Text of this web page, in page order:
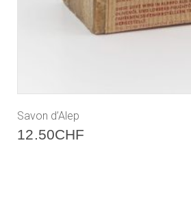
Savon d’Alep
12.50CHF